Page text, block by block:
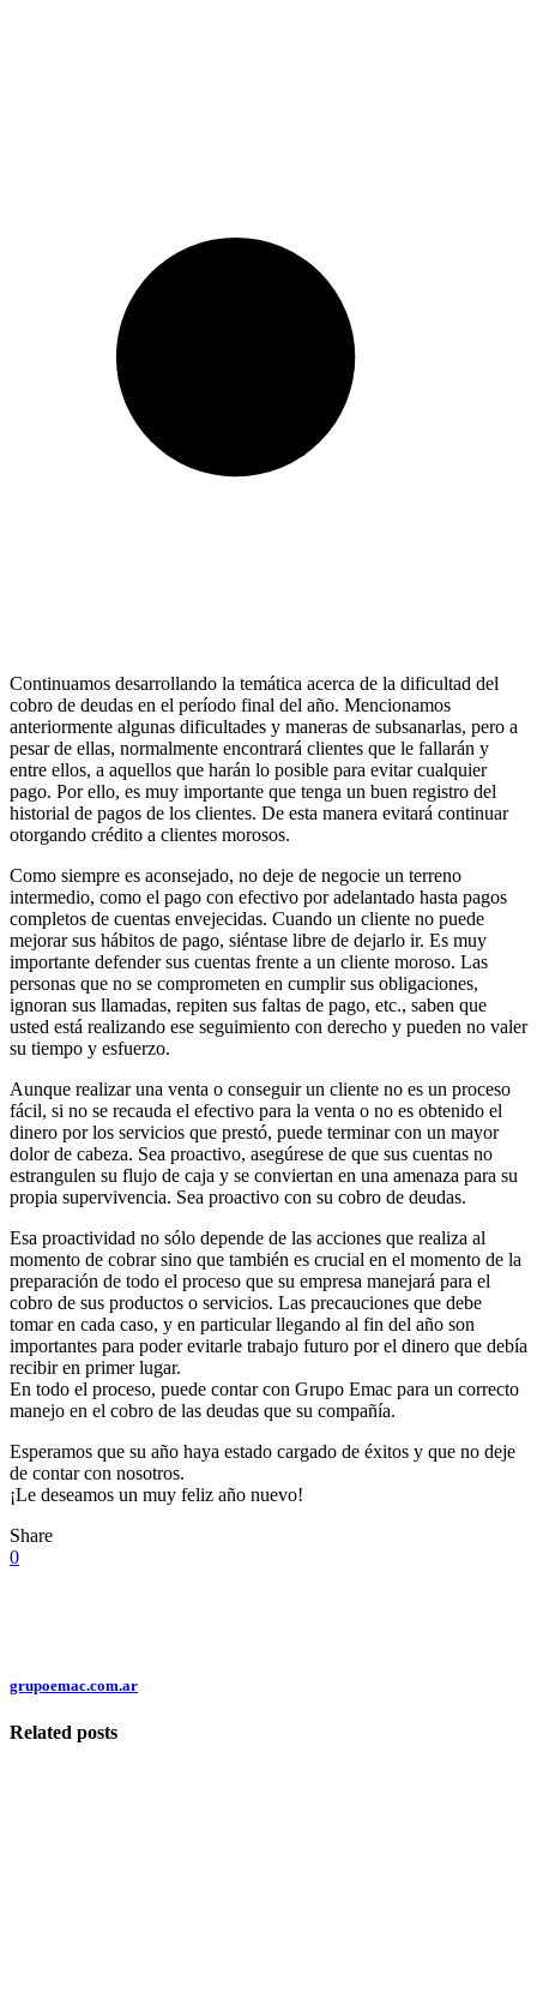
Continuamos desarrollando la temática acerca de la dificultad del
cobro de deudas en el período final del año. Mencionamos
anteriormente algunas dificultades y maneras de subsanarlas, pero a
pesar de ellas, normalmente encontrará clientes que le fallarán y
entre ellos, a aquellos que harán lo posible para evitar cualquier
pago. Por ello, es muy importante que tenga un buen registro del
historial de pagos de los clientes. De esta manera evitará continuar
otorgando crédito a clientes morosos.
Como siempre es aconsejado, no deje de negocie un terreno
intermedio, como el pago con efectivo por adelantado hasta pagos
completos de cuentas envejecidas. Cuando un cliente no puede
mejorar sus hábitos de pago, siéntase libre de dejarlo ir. Es muy
importante defender sus cuentas frente a un cliente moroso. Las
personas que no se comprometen en cumplir sus obligaciones,
ignoran sus llamadas, repiten sus faltas de pago, etc., saben que
usted está realizando ese seguimiento con derecho y pueden no valer
su tiempo y esfuerzo.
Aunque realizar una venta o conseguir un cliente no es un proceso
fácil, si no se recauda el efectivo para la venta o no es obtenido el
dinero por los servicios que prestó, puede terminar con un mayor
dolor de cabeza. Sea proactivo, asegúrese de que sus cuentas no
estrangulen su flujo de caja y se conviertan en una amenaza para su
propia supervivencia. Sea proactivo con su cobro de deudas.
Esa proactividad no sólo depende de las acciones que realiza al
momento de cobrar sino que también es crucial en el momento de la
preparación de todo el proceso que su empresa manejará para el
cobro de sus productos o servicios. Las precauciones que debe
tomar en cada caso, y en particular llegando al fin del año son
importantes para poder evitarle trabajo futuro por el dinero que debía
recibir en primer lugar.
En todo el proceso, puede contar con Grupo Emac para un correcto
manejo en el cobro de las deudas que su compañía.
Esperamos que su año haya estado cargado de éxitos y que no deje
de contar con nosotros.
¡Le deseamos un muy feliz año nuevo!
Share
0
grupoemac.com.ar
Related posts